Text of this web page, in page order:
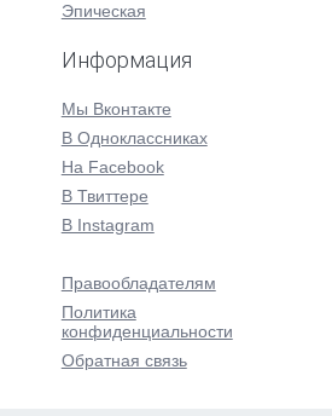
Эпическая
Информация
Мы Вконтакте
В Одноклассниках
На Facebook
В Твиттере
В Instagram
Правообладателям
Политика
конфиденциальности
Обратная связь